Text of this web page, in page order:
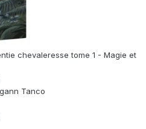
chevaleresse tome 1 - Magie et
Tanco